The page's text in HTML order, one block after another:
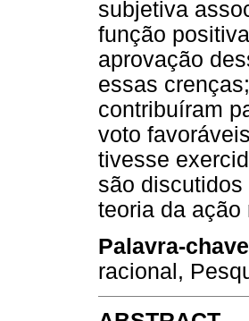
subjetiva
função
aprovação
essas
contribuíram
voto
tivesse
são
teoria da ação
Palavra-
racional,